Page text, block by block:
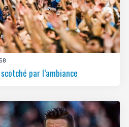
par l’ambiance